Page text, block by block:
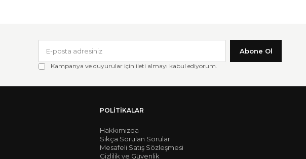
Abone Ol
Kampanya ve duyurular için ileti almayı kabul ediyorum.
POLITIKALAR
Hakkımızda
Sıkça Sorulan Sorular
Mesafeli Satış Sözleşmesi
Gizlilik ve Güvenlik